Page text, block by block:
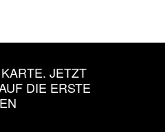
JETZT
DIE ERSTE